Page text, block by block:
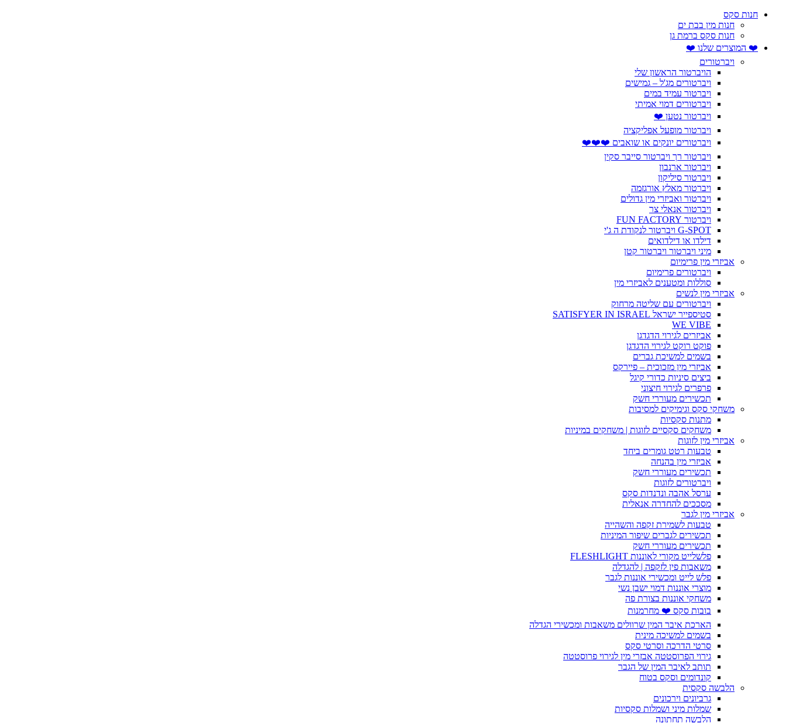
חנות סקס
חנות מין בבת ים
חנות סקס ברמת גן
❤️ המוצרים שלנו ❤️
ויברטורים
הויברטור הראשון שלי
ויברטורים מג'ל – גמישים
ויברטור עמיד במים
ויברטורים דמוי אמיתי
ויברטור נטען ❤️
ויברטור מופעל אפליקציה
ויברטורים יונקים או שואבים ❤️❤️❤️
ויברטור רך ויברטור סייבר סקין
ויברטור ארנבון
ויברטור סיליקון
ויברטור מאלץ אורגזמה
ויברטור ואביזרי מין גדולים
ויברטור אנאלי צר
ויברטור FUN FACTORY
G-SPOT ויברטור לנקודת ה ג'י
דילדו או דילדואים
מיני ויברטור ויברטור קטן
אביזרי מין פרימיום
ויברטורים פרימיום
סוללות ומטענים לאביזרי מין
אביזרי מין לנשים
ויברטורים עם שליטה מרחוק
סטיספייר ישראל SATISFYER IN ISRAEL
WE VIBE
אביזרים לגירוי הדגדגן
פוקט רוקט לגירוי הדגדגן
בשמים למשיכת גברים
אביזרי מין מזכוכית – פיירקס
ביצים סיניות כדורי קיגל
פרפרים לגירוי חיצוני
תכשירים מעוררי חשק
משחקי סקס וגימיקים למסיבות
מתנות סקסיות
משחקים סקסיים לזוגות | משחקים במיניות
אביזרי מין לזוגות
טבעות רטט גומרים ביחד
אביזרי מין בהנחה
תכשירים מעוררי חשק
ויברטורים לזוגות
ערסל אהבה ונדנדות סקס
מסככים להחדרה אנאלית
אביזרי מין לגבר
טבעות לשמירת זקפה והשהייה
תכשירים לגברים שיפור המיניות
תכשירים מעוררי חשק
פלשלייט מקורי לאוננות FLESHLIGHT
משאבות פין לזקפה | להגדלה
פלש לייט ומכשירי אוננות לגבר
מוצרי אוננות דמוי ישבן נשי
משחקי אוננות בצורת פה
בובות סקס ❤️ מחרמנות
הארכת איבר המין שרוולים משאבות ומכשירי הגדלה
בשמים למשיכה מינית
סרטי הדרכה וסרטי סקס
גירוי הפרוסטטה אבזרי מין לגירוי פרוסטטה
תותב לאיבר המין של הגבר
קונדומים וסקס בטוח
הלבשה סקסית
גרביונים וירכונים
שמלות מיני ושמלות סקסיות
הלבשה תחתונה